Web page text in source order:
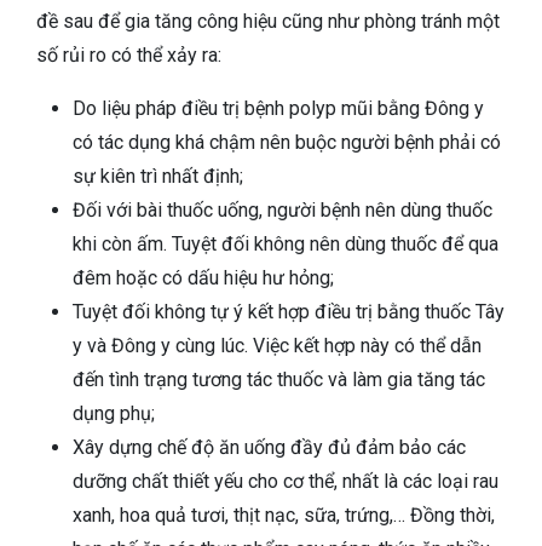
đề sau để gia tăng công hiệu cũng như phòng tránh một
số rủi ro có thể xảy ra:
Do liệu pháp điều trị bệnh polyp mũi bằng Đông y
có tác dụng khá chậm nên buộc người bệnh phải có
sự kiên trì nhất định;
Đối với bài thuốc uống, người bệnh nên dùng thuốc
khi còn ấm. Tuyệt đối không nên dùng thuốc để qua
đêm hoặc có dấu hiệu hư hỏng;
Tuyệt đối không tự ý kết hợp điều trị bằng thuốc Tây
y và Đông y cùng lúc. Việc kết hợp này có thể dẫn
đến tình trạng tương tác thuốc và làm gia tăng tác
dụng phụ;
Xây dựng chế độ ăn uống đầy đủ đảm bảo các
dưỡng chất thiết yếu cho cơ thể, nhất là các loại rau
xanh, hoa quả tươi, thịt nạc, sữa, trứng,… Đồng thời,